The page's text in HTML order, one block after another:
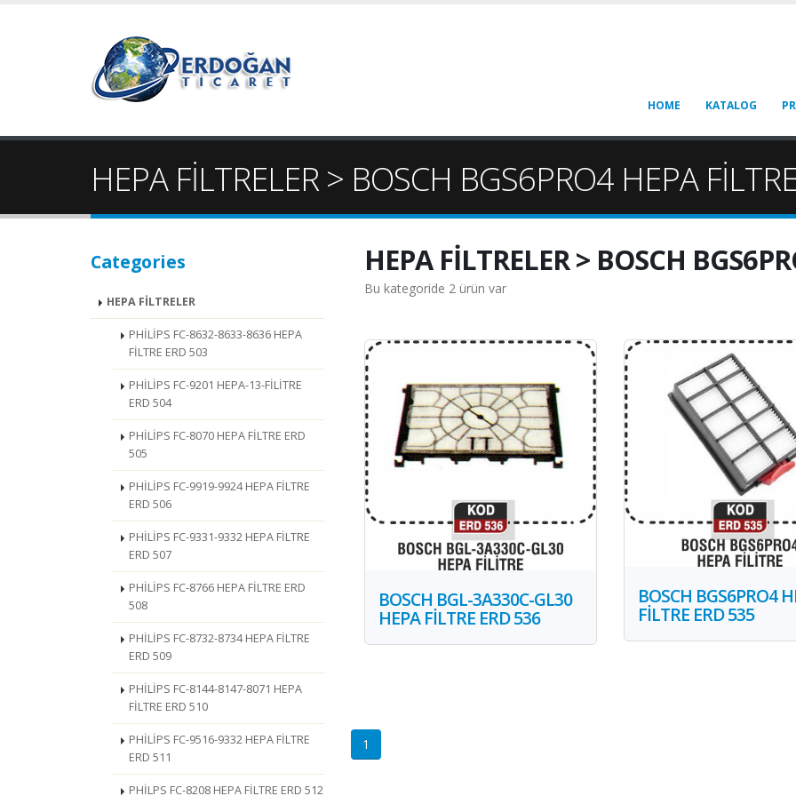
HOME KATALOG
HEPA FİLTRELER > BOSCH BGS6PRO4 HEPA
Categories
HEPA FİLTRELER
PHİLİPS FC-8632-8633-8636 HEPA
FİLTRE ERD 503
PHİLİPS FC-9201 HEPA-13-FİLİTRE
ERD 504
PHİLİPS FC-8070 HEPA FİLTRE ERD
505
PHİLİPS FC-9919-9924 HEPA FİLTRE
ERD 506
PHİLİPS FC-9331-9332 HEPA FİLTRE
ERD 507
PHİLİPS FC-8766 HEPA FİLTRE ERD
508
PHİLİPS FC-8732-8734 HEPA FİLTRE
ERD 509
PHİLİPS FC-8144-8147-8071 HEPA
FİLTRE ERD 510
PHİLİPS FC-9516-9332 HEPA FİLTRE
ERD 511
PHİLPS FC-8208 HEPA FİLTRE ERD 512
HEPA FİLTRELER > BOSCH
Bu kategoride 2 ürün var
BOSCH BGL-3A330C-GL30
HEPA FİLTRE ERD 536
BOSCH BGS6PRO4
FİLTRE ERD 535
1